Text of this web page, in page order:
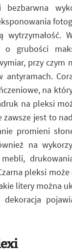
bezbarwna
wytrzymałość.
o grubości
przy czym
antyramach.
na
na pleksi
jest to
promieni
na
pleksi
litery można
dekoracja